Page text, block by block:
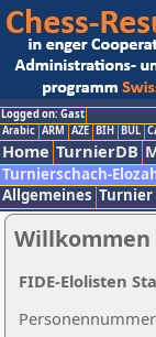
Logged on: Gast
Arabic ARM AZE BIH BUL
Home TurnierDB
Turnierschach-
Allgemeines Turnier
Willkommen
Personennummer
FIDE-Elolisten